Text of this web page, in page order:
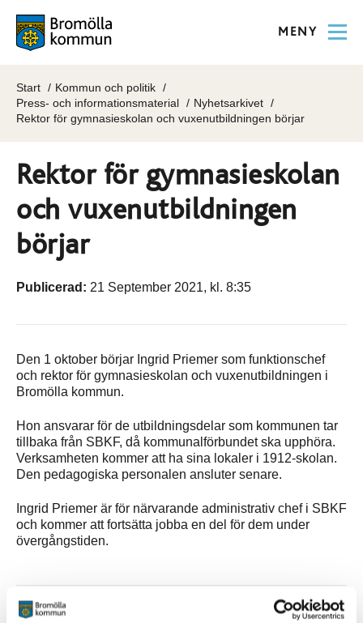
MENY
Start
Kommun och politik
Press- och informationsmaterial
Nyhetsarkivet
Rektor för gymnasieskolan och vuxenutbildningen börjar
Rektor för gymnasieskolan
och vuxenutbildningen
börjar
Publicerad: 21 September 2021, kl. 8:35
Den 1 oktober börjar Ingrid Priemer som funktionschef
och rektor för gymnasieskolan och vuxenutbildningen i
Bromölla kommun.
Hon ansvarar för de utbildningsdelar som kommunen tar
tillbaka från SBKF, då kommunalförbundet ska upphöra.
Verksamheten kommer att ha sina lokaler i 1912-skolan.
Den pedagogiska personalen ansluter senare.
Ingrid Priemer är för närvarande administrativ chef i SBKF
och kommer att fortsätta jobba en del för dem under
övergångstiden.
Sidan senast uppdaterad: